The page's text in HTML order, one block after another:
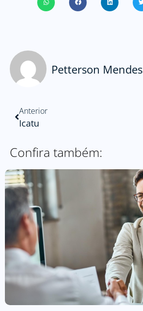
Petterson Mendes
Anterior
Icatu
Confira também: